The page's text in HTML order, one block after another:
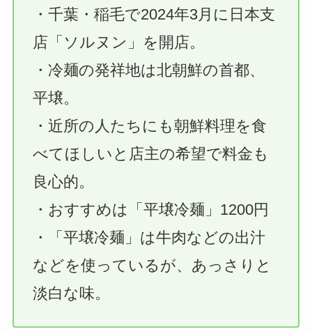
・千葉・稲毛で2024年3月に日本支
店「ソルヌン」を開店。
・冷麺の発祥地は北朝鮮の首都、
平壌。
・近所の人たちにも朝鮮料理を食
べてほしいと店主の希望で料金も
良心的。
・おすすめは「平壌冷麺」1200円
・「平壌冷麺」は牛肉などの出汁
などを使っているが、あっさりと
淡白な味。